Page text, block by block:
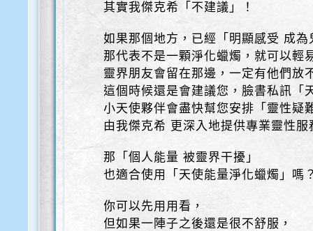
其實我傑克希「不建議」！
如果那個地方，已經「明顯感受 成為
那代表不是一顆淨化蠟燭，就可以輕
靈界朋友會留在那邊，一定有他們放
這個時候還是會建議您，臉書私訊「
小天使夥伴會盡快幫您安排「靈性疑
由我傑克希 更深入地提供專業靈性服
那「個人能量 被靈界干擾」
也適合使用「天使能量淨化蠟燭」嗎
你可以先用用看，
但如果一陣子之後還是很不舒服，